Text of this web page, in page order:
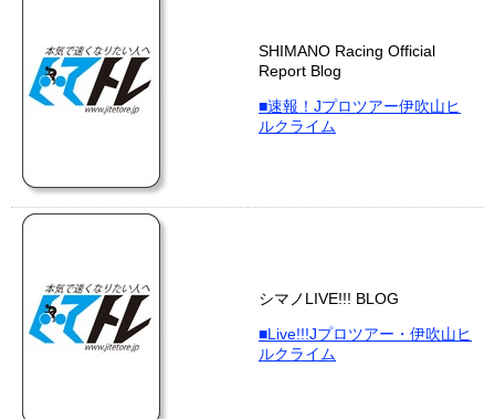
SHIMANO Racing Official
Report Blog
■速報！Jプロツアー伊吹山ヒ
ルクライム
シマノLIVE!!! BLOG
■Live!!!Jプロツアー・伊吹山ヒ
ルクライム